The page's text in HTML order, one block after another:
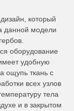
который
данной модели
оборудование
удобную
ощупь ткань с
всех узлов
тела
и в закрытом